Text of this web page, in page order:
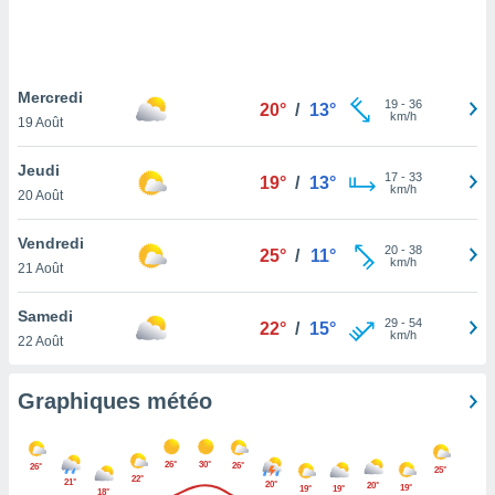
pas
de
cas,
que
sur le
ne
Mercredi
19 Août
20° / 13° 19- 36
km/h
Jeudi
20 Août
19° / 13° 17- 33
km/h
Vendredi
21 Août
25° / 11° 20- 38
km/h
Samedi
22 Août
22° / 15° 29- 54
km/h
Graphiques météo
26°
21°
18°
22°
26° 30°
26°
20°
19° 19° 20° 19°
25°